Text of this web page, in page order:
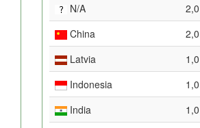
N/A
2,0
China
2,0
Latvia
1,0
Indonesia
1,0
India
1,0